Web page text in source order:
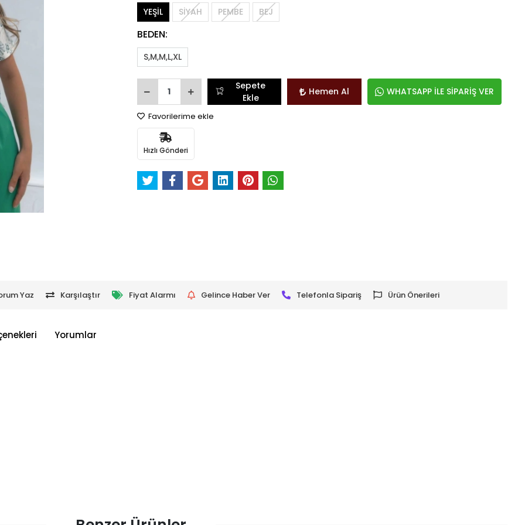
YEŞİL SİYAH PEMBE BEJ
BEDEN:
S,M,M,L,XL
Sepete
Ekle
Hemen Al WHATSAPP İLE SİPARİŞ VER
Favorilerime ekle
Hızlı Gönderi
Yaz Karşılaştır Fiyat Alarmı Gelince Haber Ver Telefonla Sipariş Ürün Önerileri
Yorumlar